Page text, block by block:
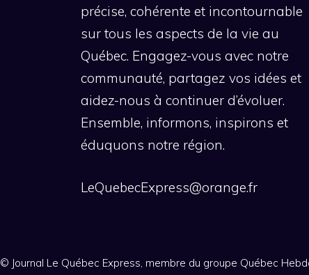
précise, cohérente et incontournable
sur tous les aspects de la vie au
Québec. Engagez-vous avec notre
communauté, partagez vos idées et
aidez-nous à continuer d’évoluer.
Ensemble, informons, inspirons et
éduquons notre région.
LeQuebecExpress@orange.fr
Journal Le Québec Express, membre du groupe Québec